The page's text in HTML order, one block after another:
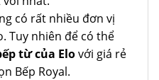
có rất nhiều đơn vị
Tuy nhiên để có thể
từ của Elovới giá rẻ
Bếp Royal.